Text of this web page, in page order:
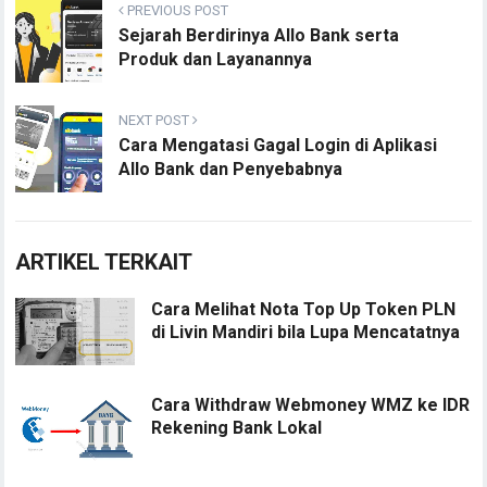
PREVIOUS POST
Sejarah Berdirinya Allo Bank serta
Produk dan Layanannya
NEXT POST
Cara Mengatasi Gagal Login di Aplikasi
Allo Bank dan Penyebabnya
ARTIKEL TERKAIT
Cara Melihat Nota Top Up Token PLN
di Livin Mandiri bila Lupa Mencatatnya
Cara Withdraw Webmoney WMZ ke IDR
Rekening Bank Lokal